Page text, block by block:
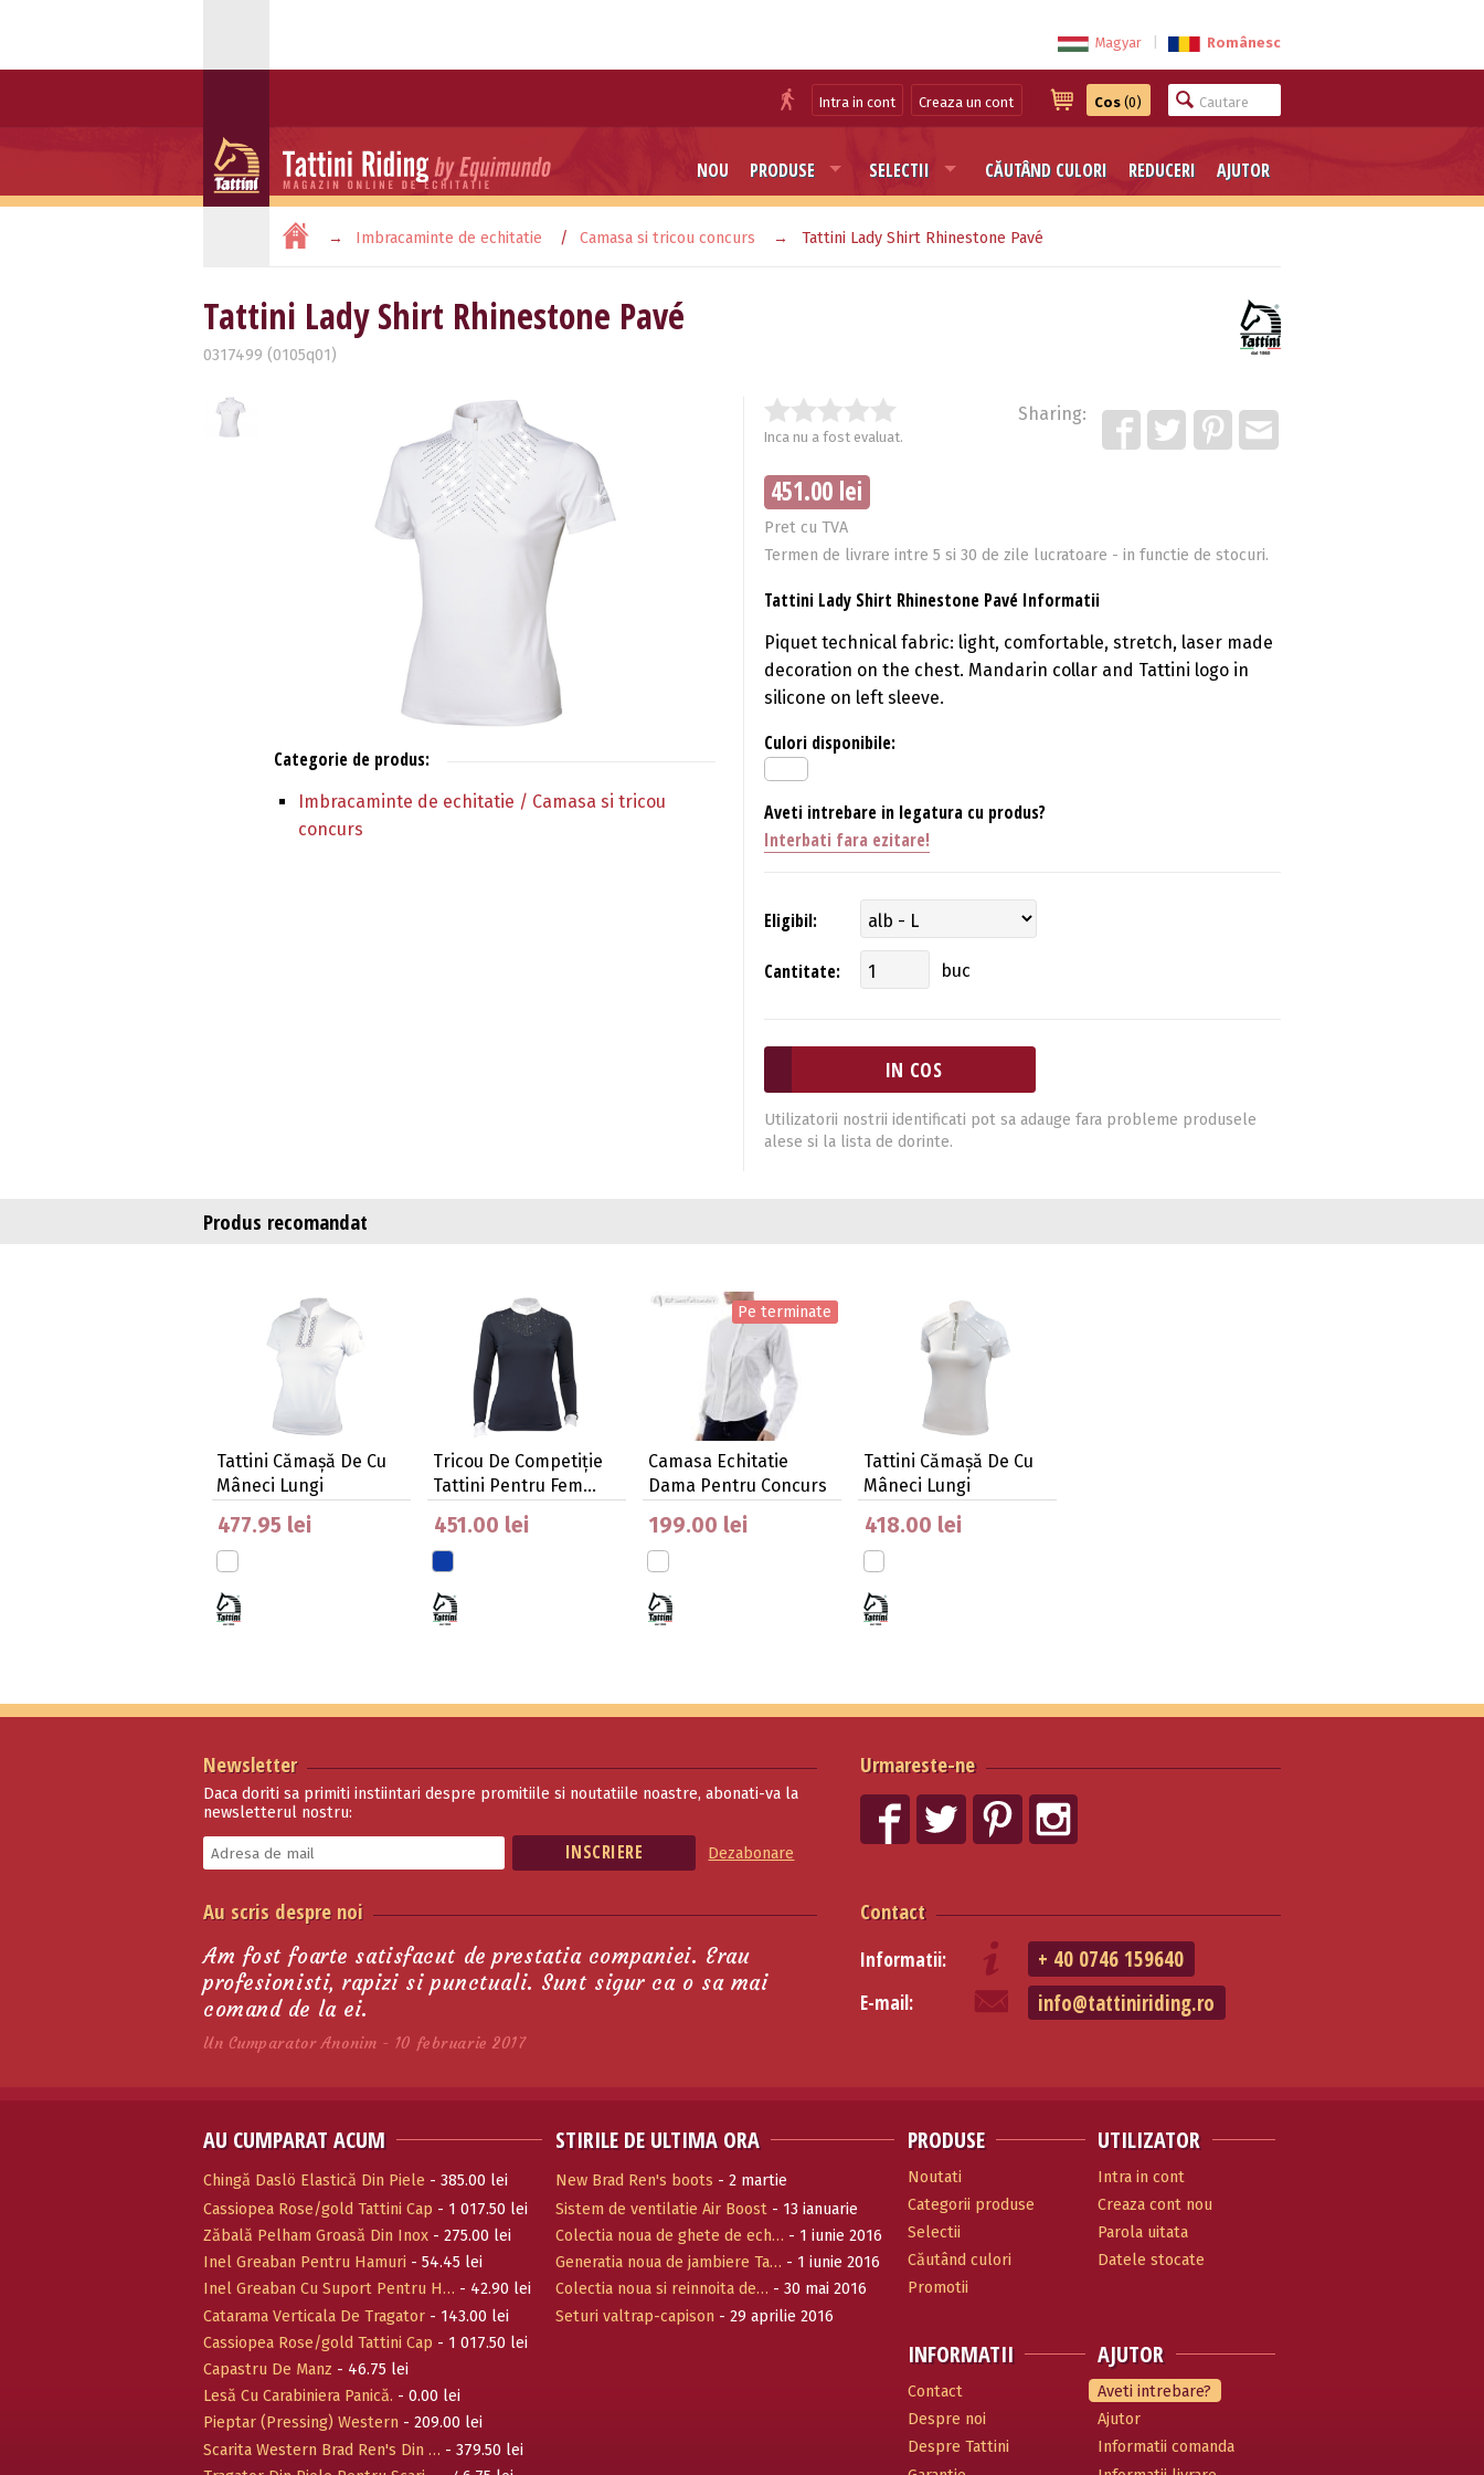
Magyar Românesc
Intra in cont Creaza un cont Cos (0)
NOU PRODUSE SELECTII CĂUTÂND CULORI REDUCERI AJUTOR
Imbracaminte de echitatie Camasa si tricou concurs Tattini Lady Shirt Rhinestone Pavé
Tattini Lady Shirt Rhinestone Pavé
0317499 (0105q01)
Inca nu a fost evaluat.
Sharing:
451.00 lei
Pret cu TVA
Termen de livrare intre 5 si 30 de zile lucratoare - in functie de stocuri.
Tattini Lady Shirt Rhinestone Pavé Informatii
Piquet technical fabric: light, comfortable, stretch, laser made
decoration on the chest. Mandarin collar and Tattini logo in
silicone on left sleeve.
Culori disponibile:
Aveti intrebare in legatura cu produs?
Interbati fara ezitare!
Eligibil:
Cantitate: buc
Utilizatorii nostrii identificati pot sa adauge fara probleme produsele
alese si la lista de dorinte.
Categorie de produs:
Imbracaminte de echitatie / Camasa si tricou
concurs
Produs recomandat
Tattini Cămașă De Cu
Mâneci Lungi
477.95 lei
Tricou De Competiție
Tattini Pentru Fem…
451.00 lei
Pe terminate
Camasa Echitatie
Dama Pentru Concurs
199.00 lei
Tattini Cămașă De Cu
Mâneci Lungi
418.00 lei
Urmareste-ne
Newsletter
Daca doriti sa primiti instiintari despre promitiile si noutatiile noastre, abonati-va la
newsletterul nostru:
Dezabonare
Contact
Informatii: + 40 0746 159640
E-mail: info@tattiniriding.ro
Au scris despre noi
Am fost foarte satisfacut de prestatia companiei. Erau
profesionisti, rapizi si punctuali. Sunt sigur ca o sa mai
comand de la ei.
Un Cumparator Anonim - 10 februarie 2017
AU CUMPARAT ACUM
Chingă Daslö Elastică Din Piele - 385.00 lei
Cassiopea Rose/gold Tattini Cap - 1 017.50 lei
Zăbală Pelham Groasă Din Inox - 275.00 lei
Inel Greaban Pentru Hamuri - 54.45 lei
Inel Greaban Cu Suport Pentru H… - 42.90 lei
Catarama Verticala De Tragator - 143.00 lei
Cassiopea Rose/gold Tattini Cap - 1 017.50 lei
Capastru De Manz - 46.75 lei
Lesă Cu Carabiniera Panică. - 0.00 lei
Pieptar (Pressing) Western - 209.00 lei
Scarita Western Brad Ren's Din … - 379.50 lei
STIRILE DE ULTIMA ORA
New Brad Ren's boots - 2 martie
Sistem de ventilatie Air Boost- 13 ianuarie
2017
Colectia noua de ghete de ech… - 1 iunie 2016
Generatia noua de jambiere Ta… - 1 iunie 2016
Colectia noua si reinnoita de… - 30 mai 2016
Seturi valtrap-capison - 29 aprilie 2016
PRODUSE
Noutati
Categorii produse
Selectii
Căutând culori
Promotii
INFORMATII
Contact
Despre noi
Despre Tattini
UTILIZATOR
Intra in cont
Creaza cont nou
Parola uitata
Datele stocate
AJUTOR
Aveti intrebare?
Ajutor
Informatii comanda